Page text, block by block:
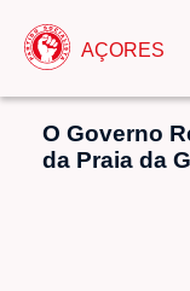
AÇORES
O Governo
da Praia da